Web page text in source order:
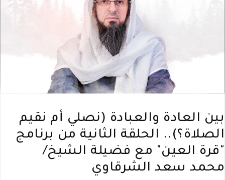
بين العادة والعبادة (نصلي أم نقيم
الصلاة؟).. الحلقة الثانية من برنامج
"قرة العين" مع فضيلة الشيخ/
محمد سعد الشرقاوي